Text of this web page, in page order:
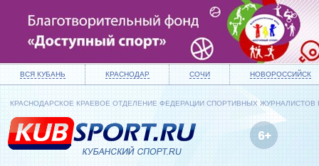
ВСЯ КУБАНЬ КРАСНОДАР СОЧИ НОВОРОССИЙСК
КРАСНОДАРСКОЕ КРАЕВОЕ ОТДЕЛЕНИЕ ФЕДЕРАЦИИ СПОРТИВНЫХ ЖУРНАЛИСТОВ